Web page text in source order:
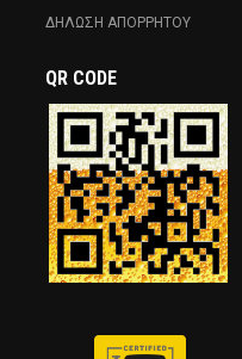
ΔΗΛΩΣΗ ΑΠΟΡΡΗΤΟΥ
QR CODE